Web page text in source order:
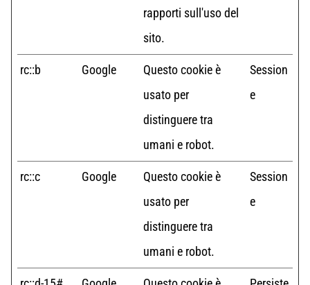
rapporti sull'uso del
sito.
rc::b Google
Questo cookie è
usato per
distinguere tra
umani e robot.
Session
e
rc::c Google
Questo cookie è
usato per
distinguere tra
umani e robot.
Session
e